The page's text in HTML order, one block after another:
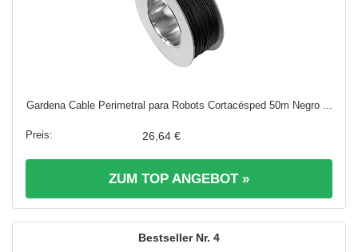
Gardena Cable Perimetral para Robots Cortacésped 50m Negro ...
26,64 €
ZUM TOP ANGEBOT »
4